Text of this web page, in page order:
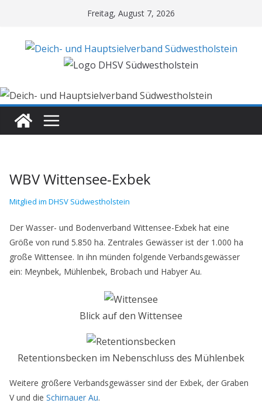
springen
Freitag, August 7, 2026
WBV Wittensee-Exbek
Mitglied im DHSV Südwestholstein
Der Wasser- und Bodenverband Wittensee-Exbek hat eine
Größe von rund 5.850 ha. Zentrales Gewässer ist der 1.000 ha
große Wittensee. In ihn münden folgende Verbandsgewässer
ein: Meynbek, Mühlenbek, Brobach und Habyer Au.
Blick auf den Wittensee
Retentionsbecken im Nebenschluss des Mühlenbek
Weitere größere Verbandsgewässer sind der Exbek, der Graben
V und die Schirnauer Au.